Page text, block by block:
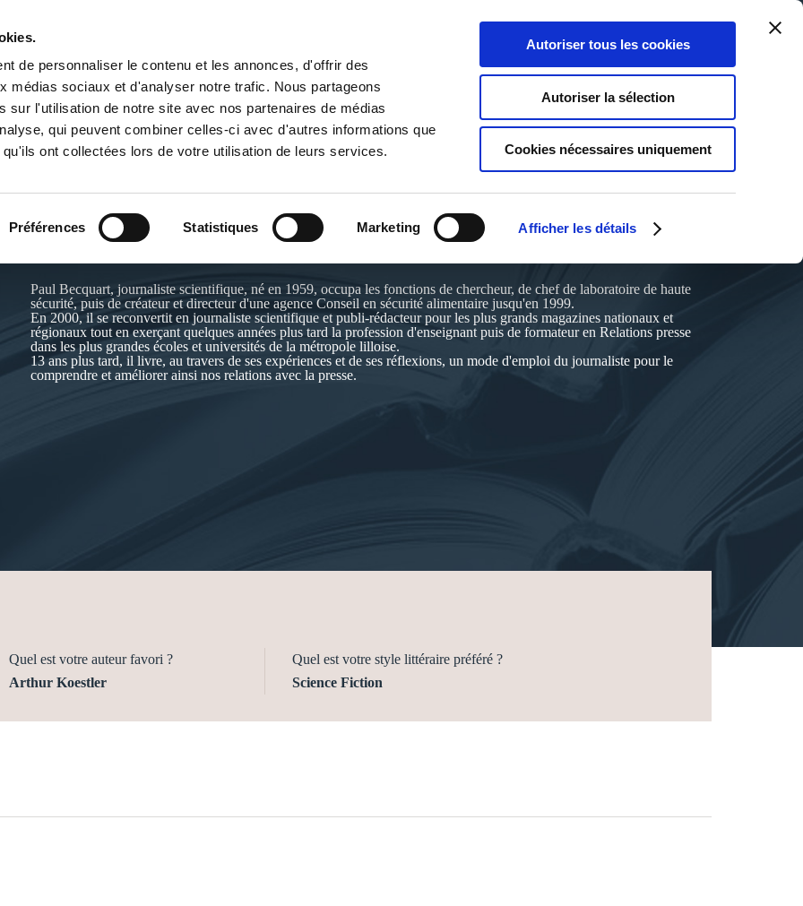
de personnaliser le contenu et les annonces, d'offrir des
médias sociaux et d'analyser notre trafic. Nous partageons
sur l'utilisation de notre site avec nos partenaires de médias
qui peuvent combiner celles-ci avec d'autres informations que
ont collectées lors de votre utilisation de leurs services.
Préférences Statistiques Marketing Afficher les détails
Autoriser tous les cookies
Autoriser la sélection
Cookies nécessaires uniquement
0
Panier
0
Ma liste
Connexion
UN LIVRE LIBRAIRIE
PAUL BECQUART
Paul Becquart, journaliste scientifique, né en 1959, occupa les fonctions de chercheur, de chef de laboratoire de haute
sécurité, puis de créateur et directeur d'une agence Conseil en sécurité alimentaire jusqu'en 1999.
En 2000, il se reconvertit en journaliste scientifique et publi-rédacteur pour les plus grands magazines nationaux et
régionaux tout en exerçant quelques années plus tard la profession d'enseignant puis de formateur en Relations presse
dans les plus grandes écoles et universités de la métropole lilloise.
13 ans plus tard, il livre, au travers de ses expériences et de ses réflexions, un mode d'emploi du journaliste pour le
comprendre et améliorer ainsi nos relations avec la presse.
Quel est votre auteur favori ?
Arthur Koestler
Quel est votre style littéraire préféré ?
Science Fiction